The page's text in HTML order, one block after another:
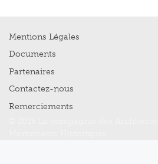
Mentions Légales
Documents
Partenaires
Contactez-nous
Remerciements